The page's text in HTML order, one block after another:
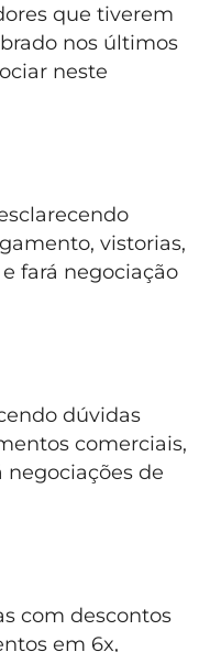
que tiverem
nos últimos
neste
vistorias,
fará negociação
dúvidas
comerciais,
negociações de
com descontos
em 6x,